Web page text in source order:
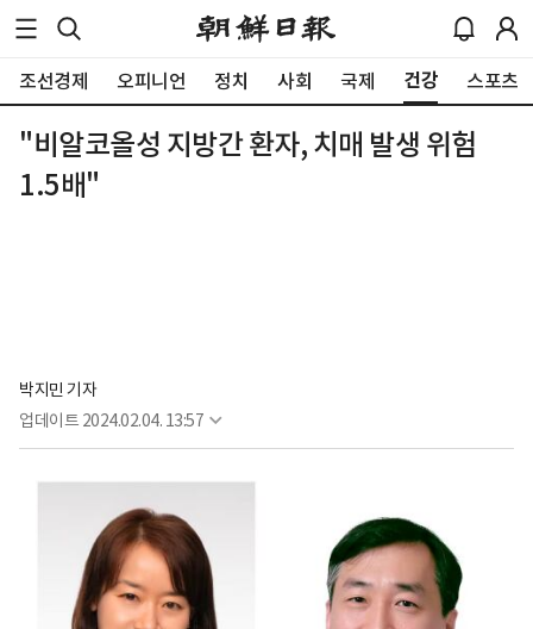
조선경제 오피니언 정치 사회 국제 건강 스포츠
"비알코올성 지방간 환자, 치매 발생 위험
1.5배"
박지민 기자
업데이트 2024.02.04. 13:57